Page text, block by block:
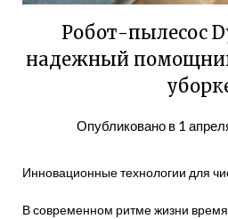
Робот-пылесос
надежный
Опубликовано в 1
Инновационные технологии для
В современном ритме жизни